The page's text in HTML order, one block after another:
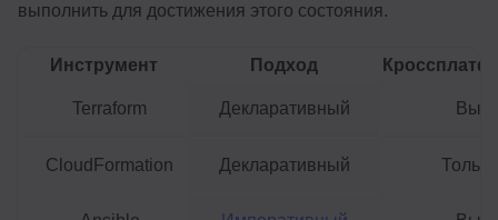
выполнить для достижения этого состояния.
Инструмент Подход
Terraform Декларативный
CloudFormation Декларативный